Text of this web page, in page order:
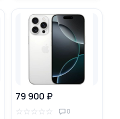
79 900 ₽
☆☆☆☆☆ 0